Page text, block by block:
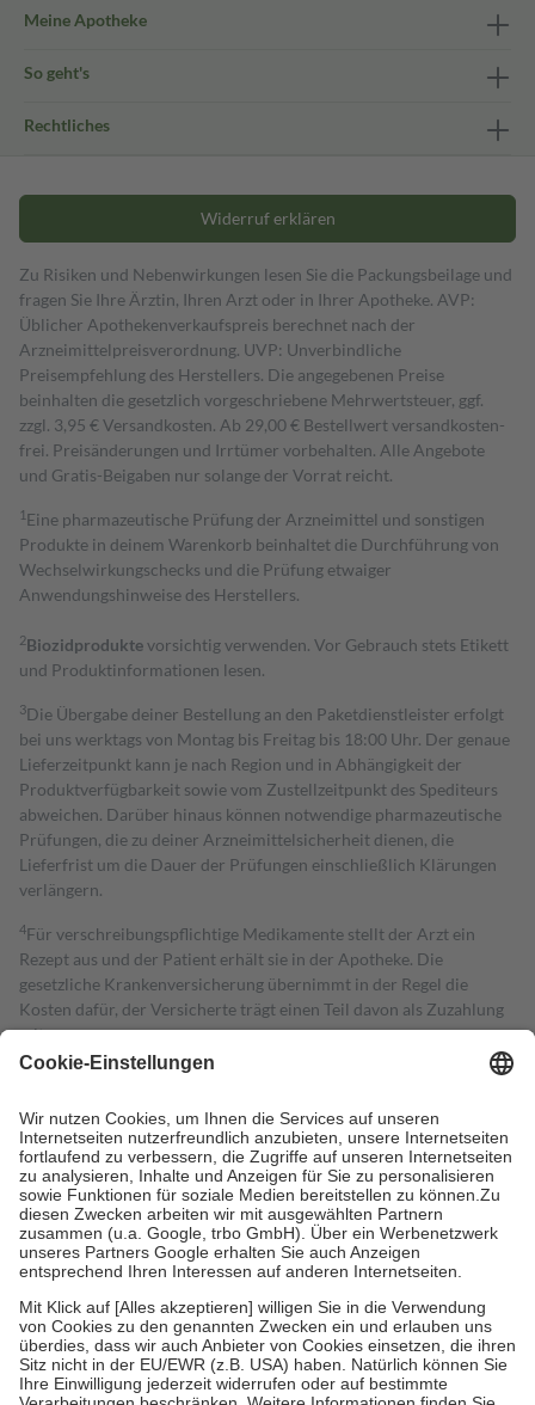
Meine Apotheke
So geht's
Rechtliches
Widerruf erklären
Zu Risiken und Nebenwirkungen lesen Sie die Packungsbeilage und
fragen Sie Ihre Ärztin, Ihren Arzt oder in Ihrer Apotheke. AVP:
Üblicher Apothekenverkaufspreis berechnet nach der
Arzneimittelpreisverordnung. UVP: Unverbindliche
Preisempfehlung des Herstellers. Die angegebenen Preise
beinhalten die gesetzlich vorgeschriebene Mehrwertsteuer, ggf.
zzgl. 3,95 € Versandkosten. Ab 29,00 € Bestell­wert versand­kosten­
frei. Preisänderungen und Irrtümer vorbehalten. Alle Angebote
und Gratis-Beigaben nur solange der Vorrat reicht.
1 Eine pharmazeutische Prüfung der Arzneimittel und sonstigen
Produkte in deinem Warenkorb beinhaltet die Durchführung von
Wechselwirkungschecks und die Prüfung etwaiger
Anwendungshinweise des Herstellers.
2Biozidproduktevorsichtig verwenden. Vor Gebrauch stets Etikett
und Produktinformationen lesen.
3Die Übergabe deiner Bestellung an den Paketdienstleister erfolgt
bei uns werktags von Montag bis Freitag bis 18:00 Uhr. Der genaue
Lieferzeitpunkt kann je nach Region und in Abhängigkeit der
Produktverfügbarkeit sowie vom Zustellzeitpunkt des Spediteurs
abweichen. Darüber hinaus können notwendige pharmazeutische
Prüfungen, die zu deiner Arzneimittelsicherheit dienen, die
Lieferfrist um die Dauer der Prüfungen einschließlich Klärungen
verlängern.
4Für verschreibungspflichtige Medikamente stellt der Arzt ein
Rezept aus und der Patient erhält sie in der Apotheke. Die
gesetzliche Krankenversicherung übernimmt in der Regel die
Kosten dafür, der Versicherte trägt einen Teil davon als Zuzahlung
mit.
Grundsätzlich leisten Mitglieder Zuzahlungen in Höhe von zehn
höchstens zehn Euro.
Es sind jedoch nie mehr als die tatsächlichen
Kosten der Leistung zu entrichten.
Diese Regeln gelten grundsätzlich auch für Online-Apotheken.
Bei Heilmitteln und häuslicher Krankenpflege beträgt die
Zuzahlung zehn Prozent der Kosten sowie zehn Euro je
Verordnung.
Um das Engagement der Versicherten für ihre eigene Gesundheit zu
stärken und die besondere Stellung der Familie zu unterstützen,
fallenkeine Zuzahlungenan bei:
• Kindern und Jugendlichen bis zum vollendeten 18. Lebensjahr
mit Ausnahme der Fahrkosten
• Untersuchungen zur Vorsorge und Früherkennung, die von der